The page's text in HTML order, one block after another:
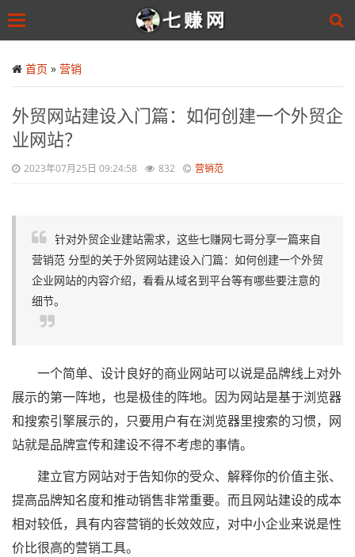
to
main
Toggle
首页 » 营销
外贸网站建设入门篇：如何创建一个外贸企
业网站？
2023年07月25日 09:24:58 832 营销范
针对外贸企业建站需求，这些七赚网七哥分享一篇来自
营销范 分型的关于外贸网站建设入门篇：如何创建一个外贸
企业网站的内容介绍，看看从域名到平台等有哪些要注意的
细节。
一个简单、设计良好的商业网站可以说是品牌线上对外
展示的第一阵地，也是极佳的阵地。因为网站是基于浏览器
和搜索引擎展示的，只要用户有在浏览器里搜索的习惯，网
站就是品牌宣传和建设不得不考虑的事情。
建立官方网站对于告知你的受众、解释你的价值主张、
提高品牌知名度和推动销售非常重要。而且网站建设的成本
相对较低，具有内容营销的长效效应，对中小企业来说是性
价比很高的营销工具。